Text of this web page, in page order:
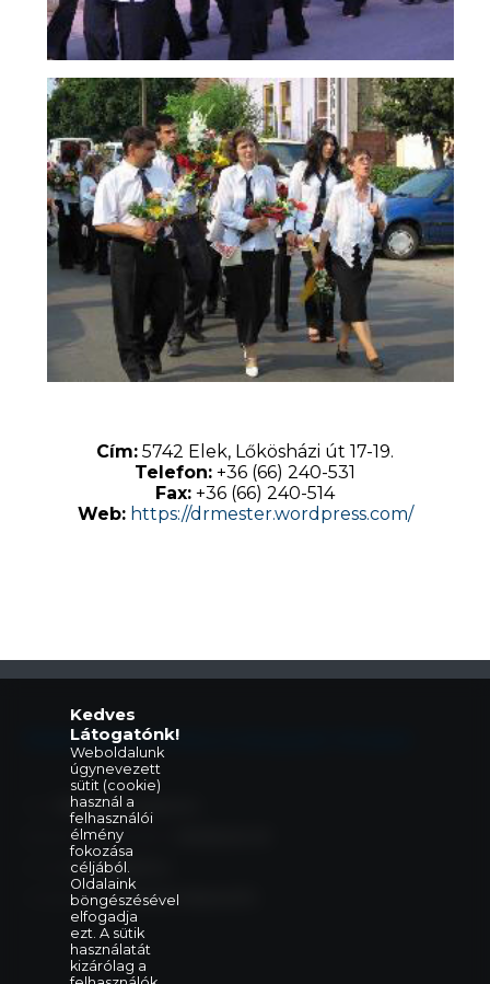
Cím: 5742 Elek, Lőkösházi út 17-19.
Telefon: +36 (66) 240-531
Fax: +36 (66) 240-514
Web: https://drmester.wordpress.com/
Eleki Közös Önkormányzati Hivatal
5742 Elek, Gyulai út 2.
Központi telefonszám:
E-mail:elek@elek.hu
Hivatali Kapu:PHELEK,706040373
Kedves
Látogatónk!
Weboldalunk
úgynevezett
sütit (cookie)
használ a
felhasználói
élmény
fokozása
céljából.
Oldalaink
böngészésével
elfogadja
ezt. A sütik
használatát
kizárólag a